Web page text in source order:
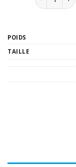
POIDS
TAILLE